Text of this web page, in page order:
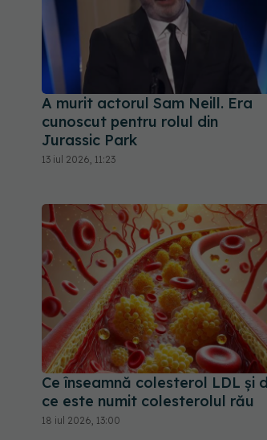
A murit actorul Sam Neill. Era
cunoscut pentru rolul din
Jurassic Park
13 iul 2026, 11:23
Ce înseamnă colesterol LDL și
ce este numit colesterolul rău
18 iul 2026, 13:00